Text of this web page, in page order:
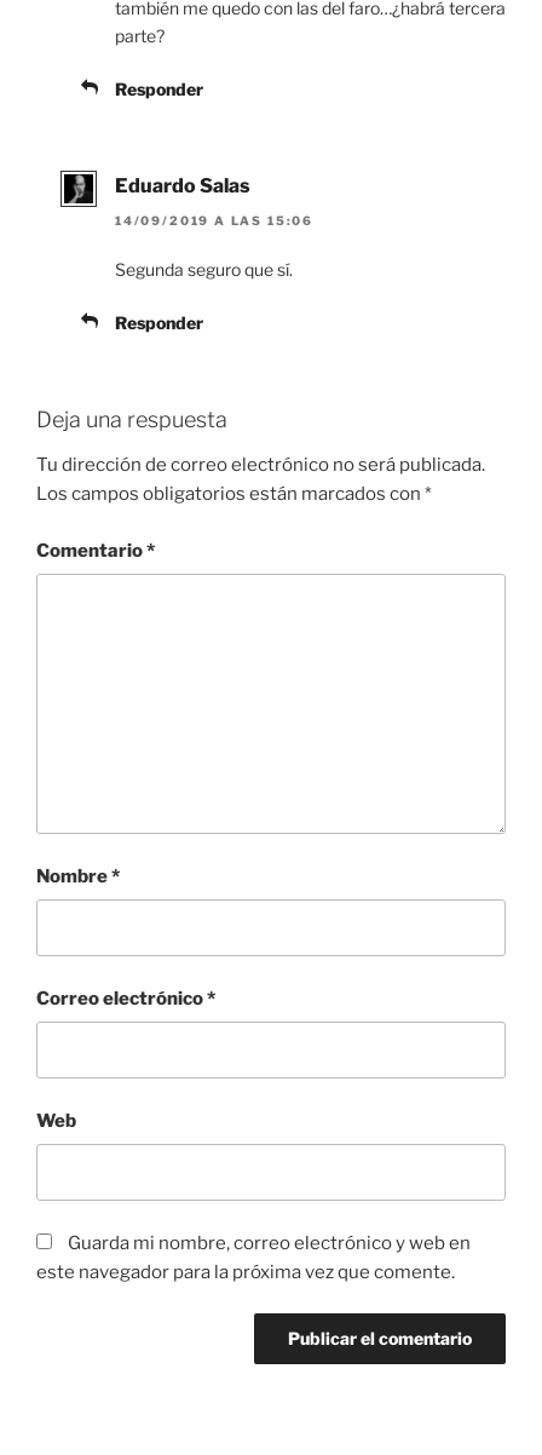
también me quedo con las del faro…¿habrá tercera
parte?
Responder
Eduardo Salas
14/09/2019 A LAS 15:06
Segunda seguro que sí.
Responder
Deja una respuesta
Tu dirección de correo electrónico no será publicada.
Los campos obligatorios están marcados con *
Comentario*
Nombre*
Correo electrónico*
Web
Guarda mi nombre, correo electrónico y web en
este navegador para la próxima vez que comente.